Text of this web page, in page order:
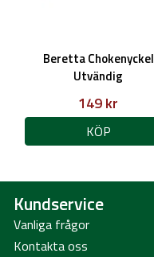
Beretta Chokenyckel
Utvändig
149 kr
KÖP
Kundservice
Vanliga frågor
Kontakta oss